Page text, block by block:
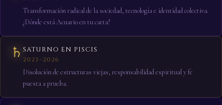
Transformación radical de la sociedad, tecnología e identidad colectiva.
¿Dónde está Acuario en tu carta?
♄ SATURNO EN PISCIS
2023–2026
Disolución de estructuras viejas, responsabilidad espiritual y fe
puesta a prueba.